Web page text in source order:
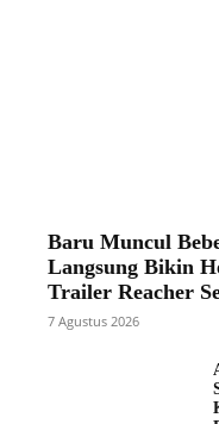
Baru Muncul
Langsung Bikin
Trailer Reacher
7 Agustus 2026